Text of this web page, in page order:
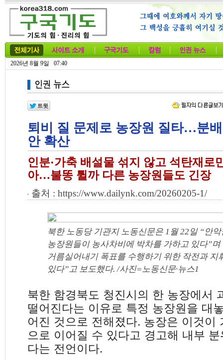
2026년 8월 9일 07:40
퇴비 질 문제로 농장원 질타…분
안 확산
인분·가축 배설물 섞지 않고 석탄재로
아…불똥 튈까 다른 농장원들도 긴장
출처 : https://www.dailynk.com/20260205-1/
북한 노동당 기관지 노동신문은 1월 22일 “안
농장원들이 농사차비에 박차를 가하고 있다”
거름실어내기 폭표를 수행하기 위한 작전과 지
있다”고 보도했다. /사진=노동신문·뉴스1
북한 함경북도 청진시의 한 농장에서
떨어진다는 이유로 특정 농장원을 대
어진 것으로 전해졌다. 농장은 이것이
으로 이어질 수 있다고 경고해 내부
다는 전언이다.